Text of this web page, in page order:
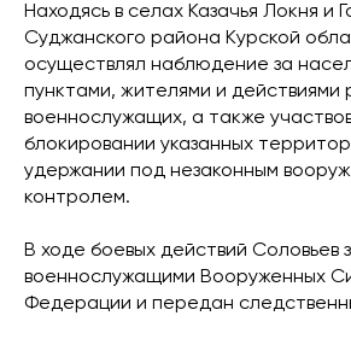
Находясь в селах Казачья Локня и
Суджанского района Курской
осуществлял наблюдение за
пунктами, жителями и действиями
военнослужащих, а также
блокировании указанных
удержании под незаконным
контролем.
В ходе боевых действий Соловьев
военнослужащими Вооруженных
Федерации и передан